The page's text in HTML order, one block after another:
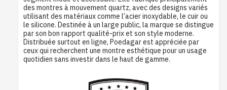
des montres à mouvement quartz, avec des designs variés
utilisant des matériaux comme l’acier inoxydable, le cuir ou
le silicone. Destinée à un large public, la marque se distingue
par son bon rapport qualité-prix et son style moderne.
Distribuée surtout en ligne, Poedagar est appréciée par
ceux qui recherchent une montre esthétique pour un usage
quotidien sans investir dans le haut de gamme.